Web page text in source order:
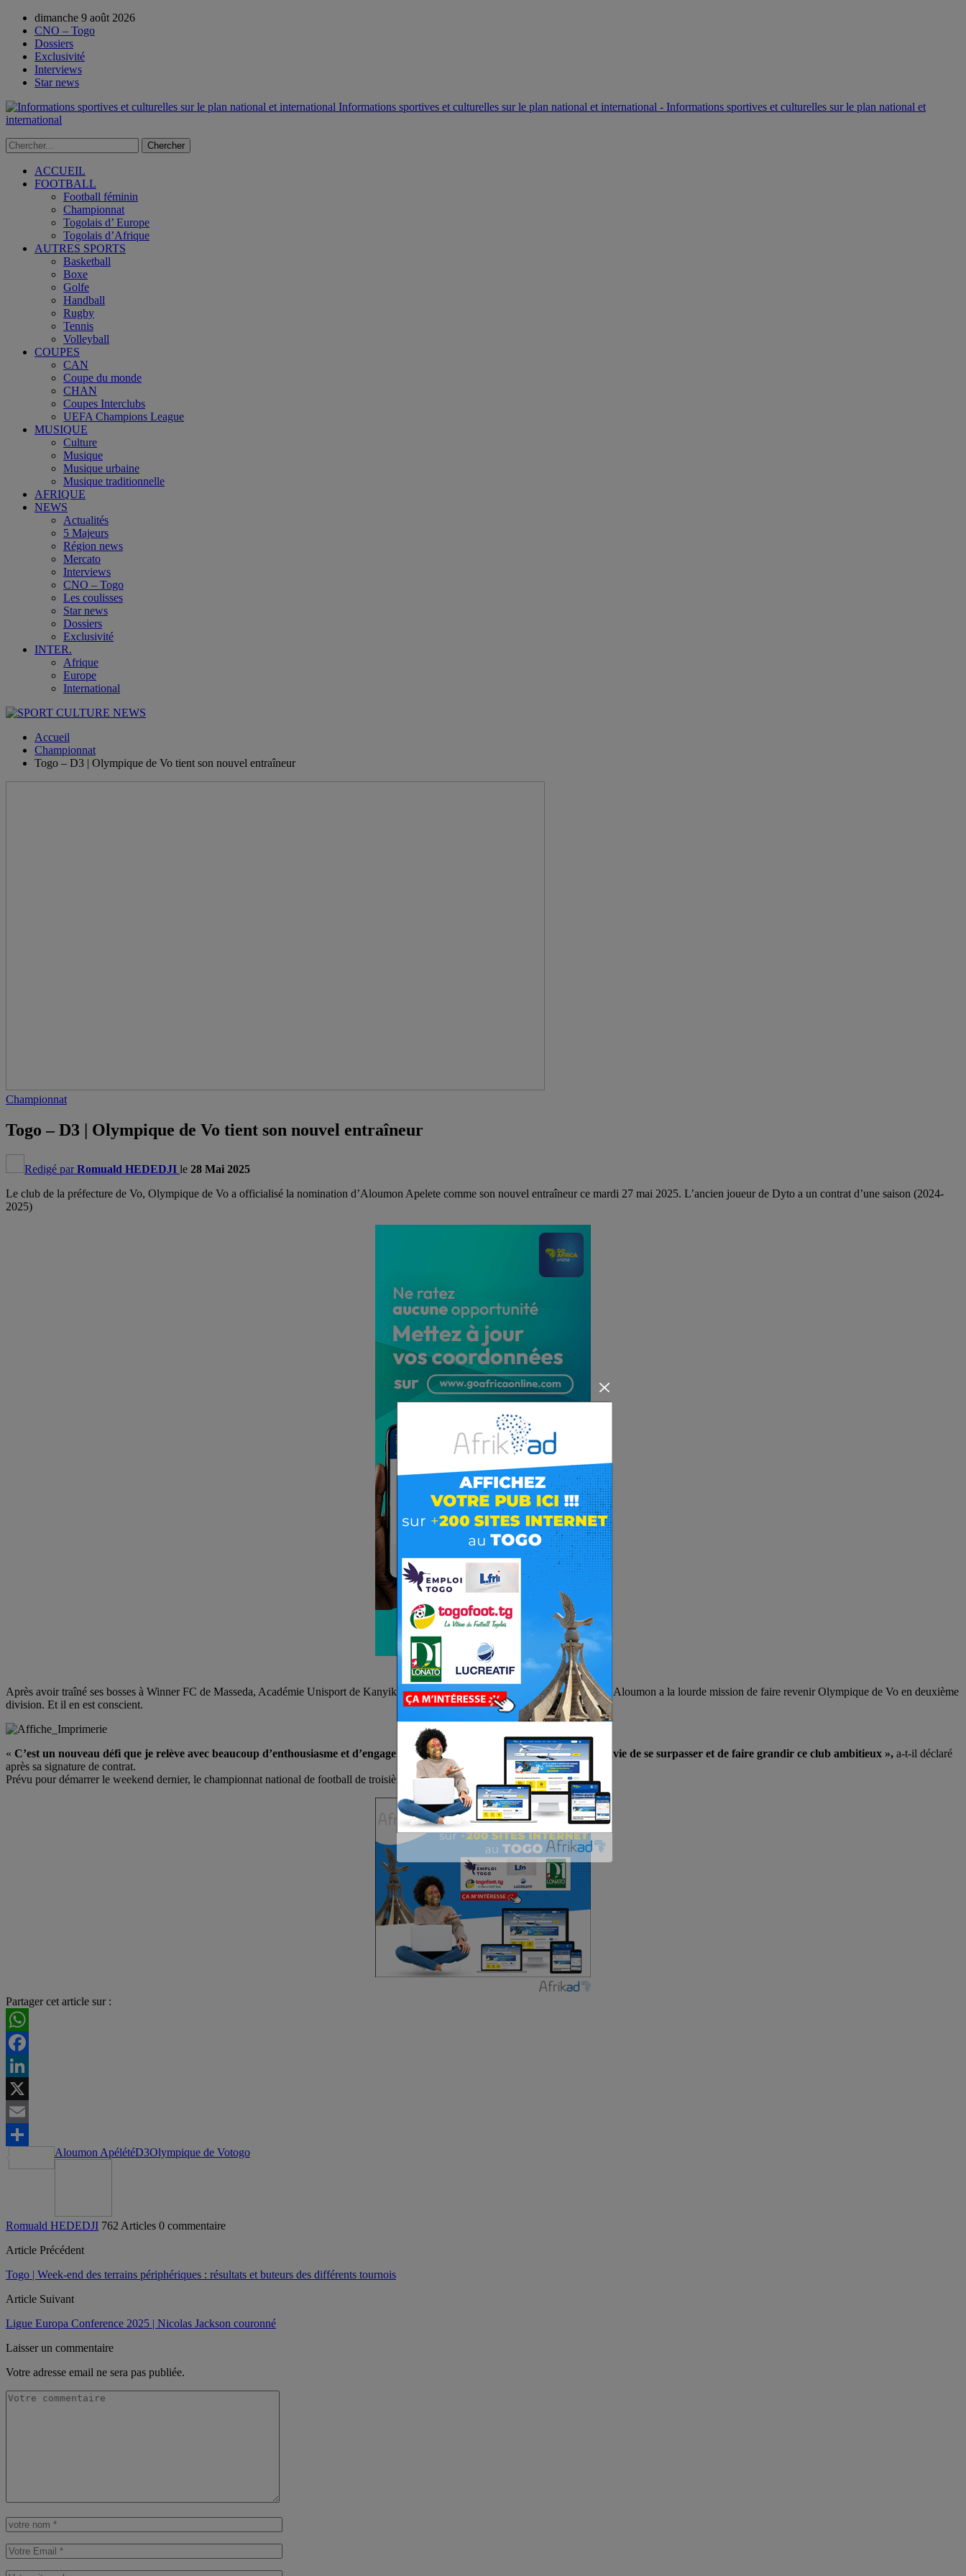
dimanche 9 août 2026
CNO – Togo
Dossiers
Exclusivité
Interviews
Star news
Informations sportives et culturelles sur le plan national et international - Informations sportives et culturelles sur le plan national et
international
ACCUEIL
FOOTBALL
Football féminin
Championnat
Togolais d’ Europe
Togolais d’Afrique
AUTRES SPORTS
Basketball
Boxe
Golfe
Handball
Rugby
Tennis
Volleyball
COUPES
CAN
Coupe du monde
CHAN
Coupes Interclubs
UEFA Champions League
MUSIQUE
Culture
Musique
Musique urbaine
Musique traditionnelle
AFRIQUE
NEWS
Actualités
5 Majeurs
Région news
Mercato
Interviews
CNO – Togo
Les coulisses
Star news
Dossiers
Exclusivité
INTER.
Afrique
Europe
International
Accueil
Championnat
Togo – D3 | Olympique de Vo tient son nouvel entraîneur
Championnat
Togo – D3 | Olympique de Vo tient son nouvel entraîneur
Redigé par Romuald HEDEDJI le 28 Mai 2025
Le club de la préfecture de Vo, Olympique de Vo a officialisé la nomination d’Aloumon Apelete comme son nouvel entraîneur ce mardi 27 mai 2025. L’ancien joueur de Dyto a un contrat d’une saison (2024-
2025)
Après avoir traîné ses bosses à Winner FC de Masseda, Académie Unisport de Kanyikopé, Marine nationale FC en tant qu’entraîneur, Aloumon a la lourde mission de faire revenir Olympique de Vo en deuxième
division. Et il en est conscient.
« C’est un nouveau défi que je relève avec beaucoup d’enthousiasme et d’engagement. Je veux transmettre à mes joueurs l’envie de se surpasser et de faire grandir ce club ambitieux », a-t-il déclaré
après sa signature de contrat.
Prévu pour démarrer le weekend dernier, le championnat national de football de troisième division est reporté à une date ultérieure.
Partager cet article sur :
WhatsApp
Facebook
LinkedIn
X
Email
Partager
Aloumon ApélétéD3Olympique de Votogo
Romuald HEDEDJI 762 Articles 0 commentaire
Article Précédent
Togo | Week-end des terrains périphériques : résultats et buteurs des différents tournois
Article Suivant
Ligue Europa Conference 2025 | Nicolas Jackson couronné
Laisser un commentaire
Votre adresse email ne sera pas publiée.